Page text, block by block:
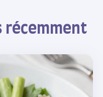
récemment